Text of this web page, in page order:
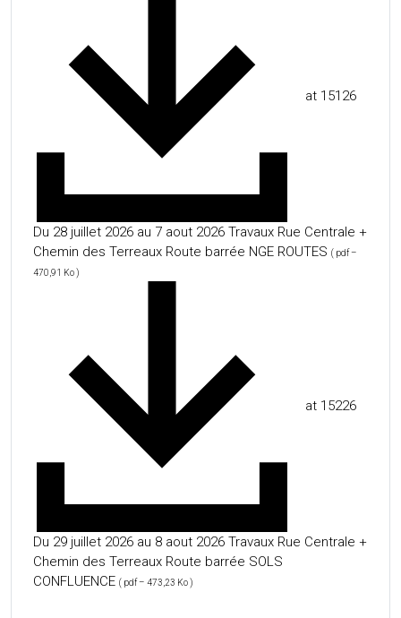
at 15126
Du 28 juillet 2026 au 7 aout 2026 Travaux Rue Centrale +
Chemin des Terreaux Route barrée NGE ROUTES ( pdf –
470,91 Ko )
at 15226
Du 29 juillet 2026 au 8 aout 2026 Travaux Rue Centrale +
Chemin des Terreaux Route barrée SOLS
CONFLUENCE ( pdf – 473,23 Ko )